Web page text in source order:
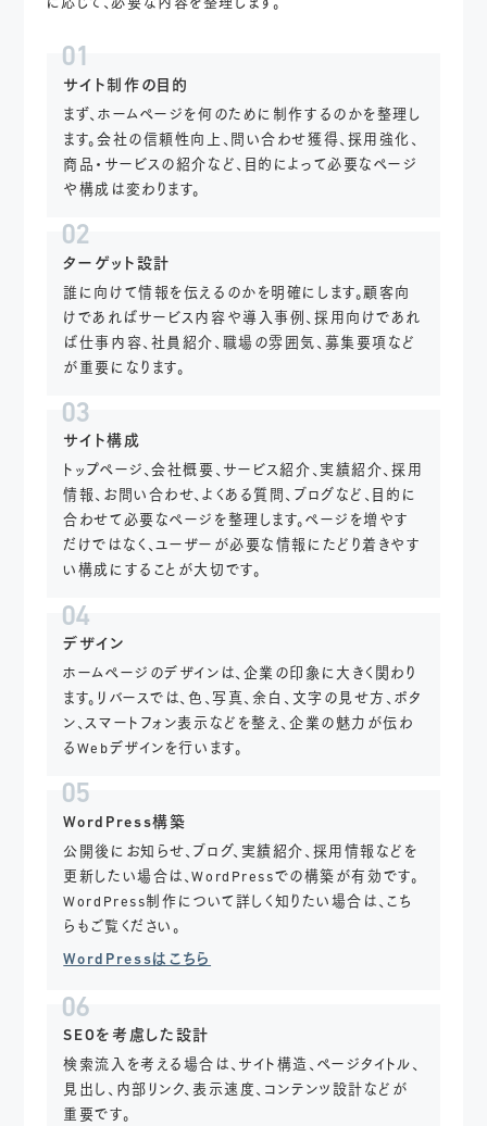
に応じて、必要な内容を整理します。
01
サイト制作の目的
まず、ホームページを何のために制作するのかを整理し
ます。会社の信頼性向上、問い合わせ獲得、採用強化、
商品・サービスの紹介など、目的によって必要なページ
や構成は変わります。
02
ターゲット設計
誰に向けて情報を伝えるのかを明確にします。顧客向
けであればサービス内容や導入事例、採用向けであれ
ば仕事内容、社員紹介、職場の雰囲気、募集要項など
が重要になります。
03
サイト構成
トップページ、会社概要、サービス紹介、実績紹介、採用
情報、お問い合わせ、よくある質問、ブログなど、目的に
合わせて必要なページを整理します。ページを増やす
だけではなく、ユーザーが必要な情報にたどり着きやす
い構成にすることが大切です。
04
デザイン
ホームページのデザインは、企業の印象に大きく関わり
ます。リバースでは、色、写真、余白、文字の見せ方、ボタ
ン、スマートフォン表示などを整え、企業の魅力が伝わ
るWebデザインを行います。
05
WordPress構築
公開後にお知らせ、ブログ、実績紹介、採用情報などを
更新したい場合は、WordPressでの構築が有効です。
WordPress制作について詳しく知りたい場合は、こち
らもご覧ください。
WordPressはこちら
06
SEOを考慮した設計
検索流入を考える場合は、サイト構造、ページタイトル、
見出し、内部リンク、表示速度、コンテンツ設計などが
重要です。